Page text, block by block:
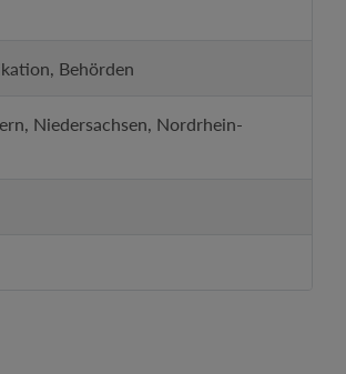
Behörden
Niedersachsen, Nordrhein-